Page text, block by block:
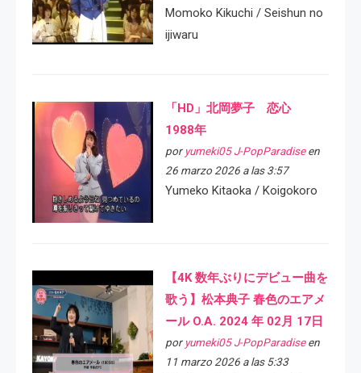
Momoko Kikuchi / Seishun no
ijiwaru
「HD」北岡夢子 恋心
1988年
por yumeki05 J-PopParadiseen
26 marzo 2026 a las 3:57
Yumeko Kitaoka / Koigokoro
【4K 数年ぶりにデビュー曲を
歌う】松本典子 春色のエアメ
ール O.A. 2024 年 02月 17日
por yumeki05 J-PopParadiseen
11 marzo 2026 a las 5:33